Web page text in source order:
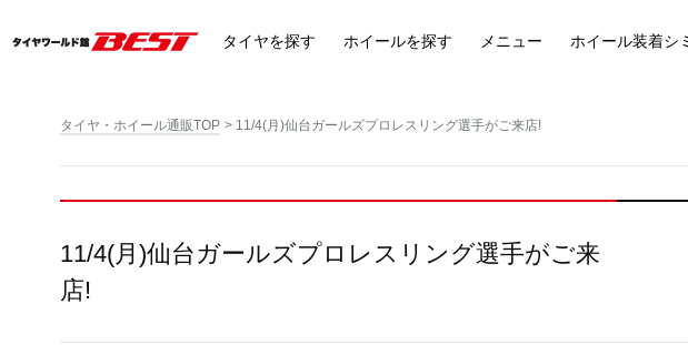
タイヤを探す ホイールを探す メニュー ホイール装着シ
タイヤ・ホイール通販TOP 11/4(月)仙台ガールズプロレスリング選手がご来店!
11/4(月)仙台ガールズプロレスリング選手がご来
店!